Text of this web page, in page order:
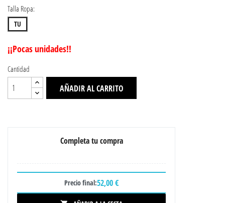
Talla Ropa:
TU
¡¡Pocas unidades!!
Cantidad
AÑADIR AL CARRITO
Completa tu compra
Precio final:52,00 €